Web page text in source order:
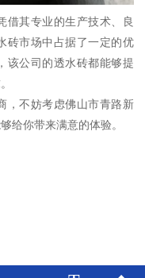
借其专业的生产技术、良
砖市场中占据了一定的优
该公司的透水砖都能够提
，不妨考虑佛山市青路新
给你带来满意的体验。